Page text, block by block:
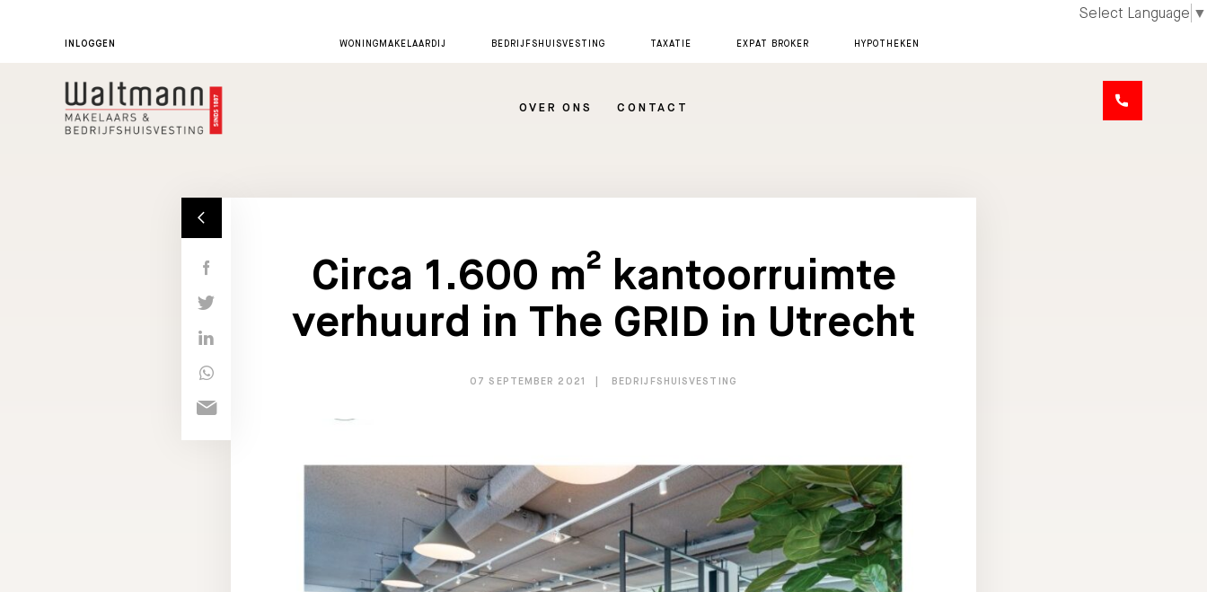
Select Language ▼
INLOGGEN WONINGMAKELAARDIJ BEDRIJFSHUISVESTING TAXATIE EXPAT BROKER HYPOTHEKEN
OVER ONS CONTACT
Circa 1.600 m² kantoorruimte
verhuurd in The GRID in Utrecht
07 SEPTEMBER 2021 BEDRIJFSHUISVESTING